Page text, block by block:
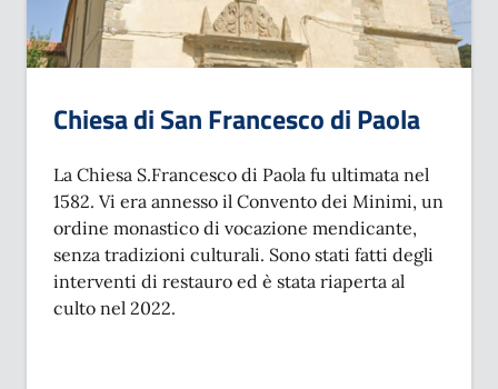
Chiesa di San Francesco di Paola
La Chiesa S.Francesco di Paola fu ultimata nel
1582. Vi era annesso il Convento dei Minimi, un
ordine monastico di vocazione mendicante,
senza tradizioni culturali. Sono stati fatti degli
interventi di restauro ed è stata riaperta al
culto nel 2022.